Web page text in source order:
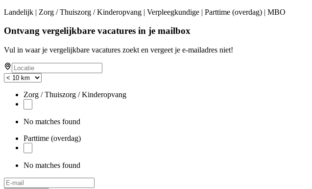
Landelijk | Zorg / Thuiszorg / Kinderopvang | Verpleegkundige | Parttime (overdag) | MBO
Ontvang vergelijkbare vacatures in je mailbox
Vul in waar je vergelijkbare vacatures zoekt en vergeet je e-mailadres niet!
Zorg / Thuiszorg / Kinderopvang
No matches found
Parttime (overdag)
No matches found